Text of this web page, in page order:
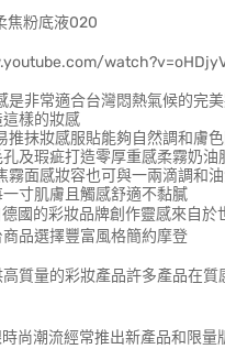
焦粉底液020
是非常適合台灣悶熱氣候的完
樣的妝感
推抹妝感服貼能夠自然調和膚
及瑕疵打造零厚重感柔霧奶油
霧面感妝容也可與一兩滴調和
寸肌膚且觸感舒適不黏膩
德國的彩妝品牌創作靈感來自
品選擇豐富風格簡約摩登
高質量的彩妝產品許多產品在
時尚潮流經常推出新產品和限